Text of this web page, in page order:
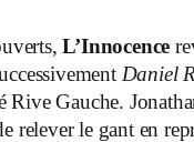
L’Innocence
Daniel
Rive Gauche.
relever le gant en